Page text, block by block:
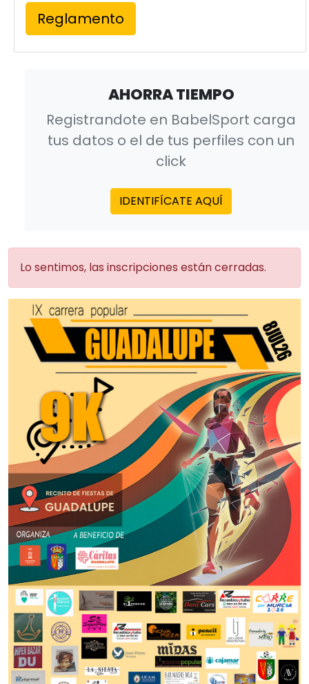
Reglamento
AHORRA TIEMPO
Registrandote en BabelSport carga
tus datos o el de tus perfiles con un
click
IDENTIFÍCATE AQUÍ
Lo sentimos, las inscripciones están cerradas.